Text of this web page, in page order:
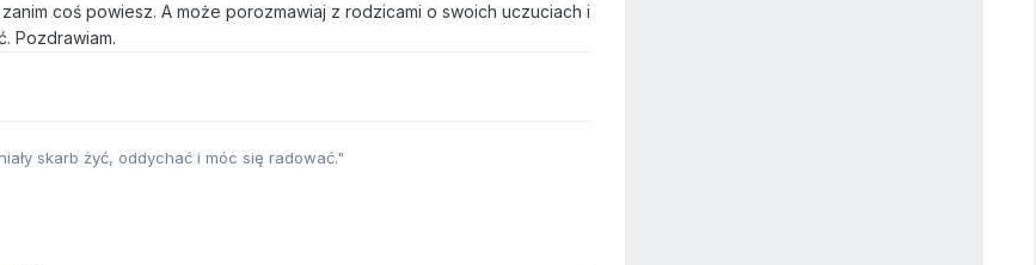
coś powiesz. A może porozmawiaj z rodzicami o swoich uczuciach i
Pozdrawiam.
skarb żyć, oddychać i móc się radować."